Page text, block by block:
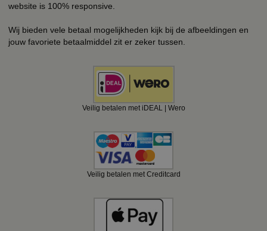
website is 100% responsive.
Wij bieden vele betaal mogelijkheden kijk bij de afbeeldingen en
jouw favoriete betaalmiddel zit er zeker tussen.
Veilig betalen met iDEAL | Wero
Veilig betalen met Creditcard